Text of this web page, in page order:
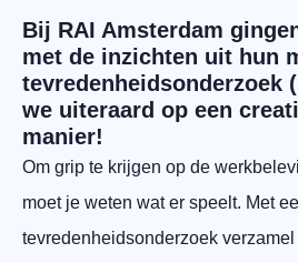
Bij RAI Amsterdam
met de inzichten uit hun
tevredenheidsonderzoek
we uiteraard op een
manier!
Om grip te krijgen op de
moet je weten wat er speelt. Met
tevredenheidsonderzoek